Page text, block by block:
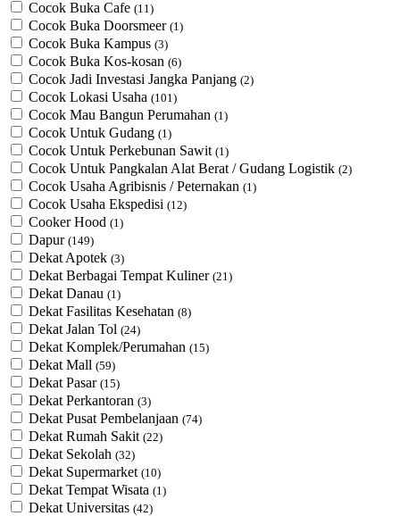
Cocok Buka Cafe (11)
Cocok Buka Doorsmeer (1)
Cocok Buka Kampus (3)
Cocok Buka Kos-kosan (6)
Cocok Jadi Investasi Jangka Panjang (2)
Cocok Lokasi Usaha (101)
Cocok Mau Bangun Perumahan (1)
Cocok Untuk Gudang (1)
Cocok Untuk Perkebunan Sawit (1)
Cocok Untuk ​Pangkalan Alat Berat / Gudang Logistik (2)
Cocok Usaha Agribisnis / Peternakan (1)
Cocok Usaha Ekspedisi (12)
Cooker Hood (1)
Dapur (149)
Dekat Apotek (3)
Dekat Berbagai Tempat Kuliner (21)
Dekat Danau (1)
Dekat Fasilitas Kesehatan (8)
Dekat Jalan Tol (24)
Dekat Komplek/Perumahan (15)
Dekat Mall (59)
Dekat Pasar (15)
Dekat Perkantoran (3)
Dekat Pusat Pembelanjaan (74)
Dekat Rumah Sakit (22)
Dekat Sekolah (32)
Dekat Supermarket (10)
Dekat Tempat Wisata (1)
Dekat Universitas (42)